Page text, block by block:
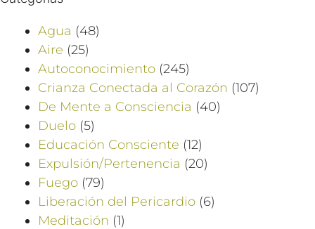
Agua (48)
Aire (25)
Autoconocimiento (245)
Crianza Conectada al Corazón (107)
De Mente a Consciencia (40)
Duelo (5)
Educación Consciente (12)
Expulsión/Pertenencia (20)
Fuego (79)
Liberación del Pericardio (6)
Meditación (1)